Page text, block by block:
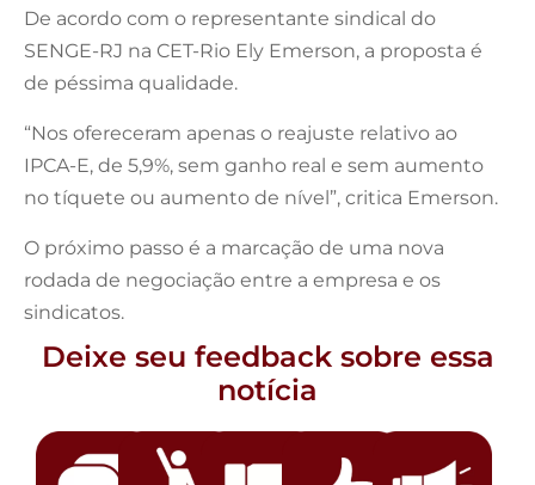
De acordo com o representante sindical do
SENGE-RJ na CET-Rio Ely Emerson, a proposta é
de péssima qualidade.
“Nos ofereceram apenas o reajuste relativo ao
IPCA-E, de 5,9%, sem ganho real e sem aumento
no tíquete ou aumento de nível”, critica Emerson.
O próximo passo é a marcação de uma nova
rodada de negociação entre a empresa e os
sindicatos.
Deixe seu feedback sobre essa
notícia